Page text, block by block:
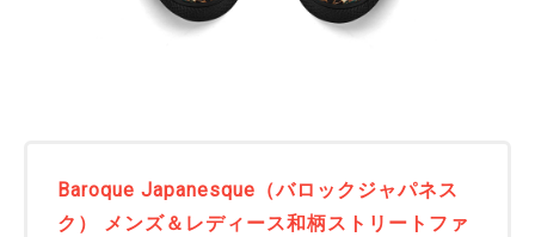
Baroque Japanesque（バロックジャパネス
ク） メンズ＆レディース和柄ストリートファ